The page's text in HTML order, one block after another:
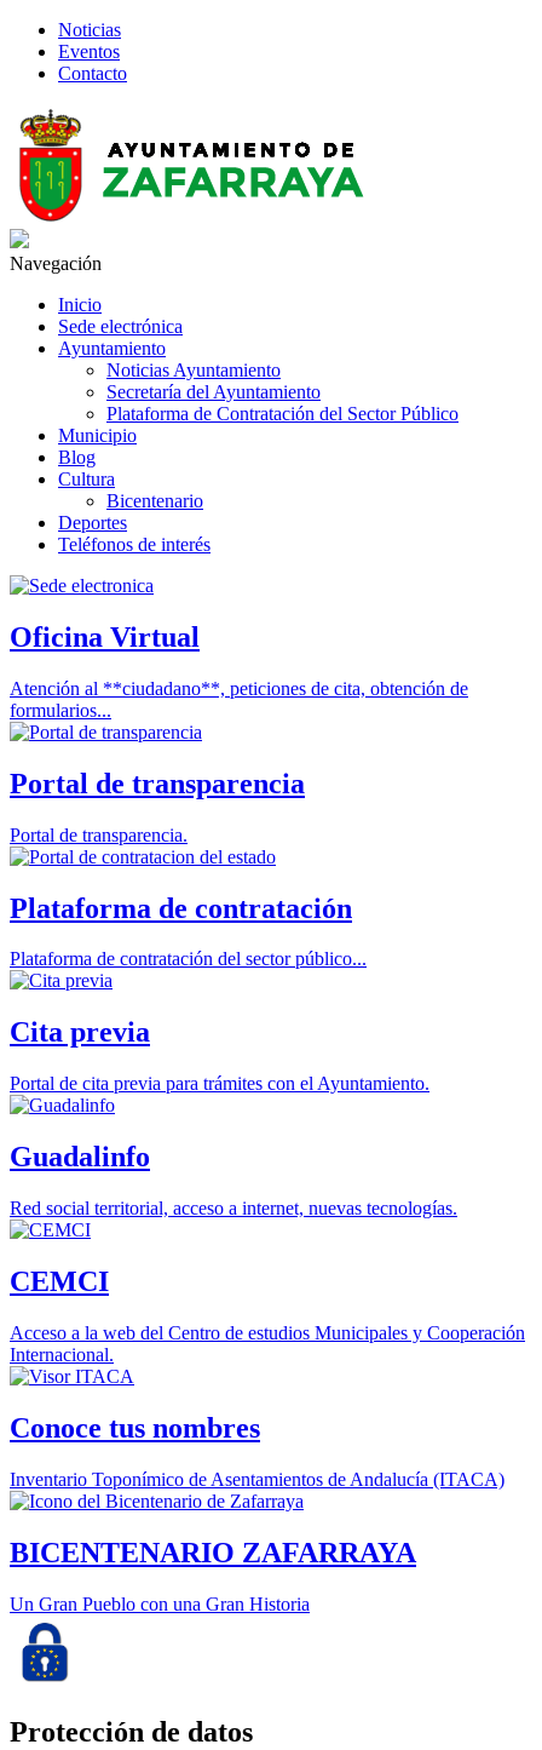
Noticias
Eventos
Contacto
Navegación
Inicio
Sede electrónica
Ayuntamiento
Noticias Ayuntamiento
Secretaría del Ayuntamiento
Plataforma de Contratación del Sector Público
Municipio
Blog
Cultura
Bicentenario
Deportes
Teléfonos de interés
Oficina Virtual
Atención al **ciudadano**, peticiones de cita, obtención de
formularios...
Portal de transparencia
Portal de transparencia.
Plataforma de contratación
Plataforma de contratación del sector público...
Cita previa
Portal de cita previa para trámites con el Ayuntamiento.
Guadalinfo
Red social territorial, acceso a internet, nuevas tecnologías.
CEMCI
Acceso a la web del Centro de estudios Municipales y Cooperación
Internacional.
Conoce tus nombres
Inventario Toponímico de Asentamientos de Andalucía (ITACA)
BICENTENARIO ZAFARRAYA
Un Gran Pueblo con una Gran Historia
Protección de datos